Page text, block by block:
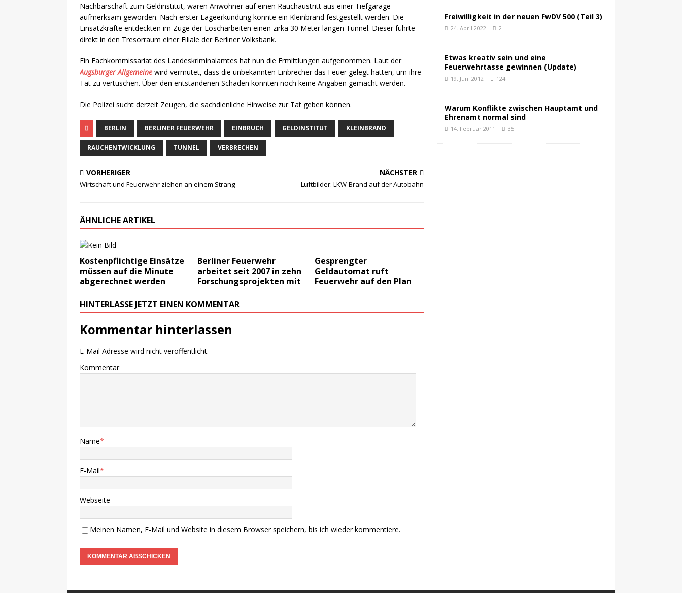
Nachbarschaft zum Geldinstitut, waren Anwohner auf einen Rauchaustritt aus einer Tiefgarage
aufmerksam geworden. Nach erster Lageerkundung konnte ein Kleinbrand festgestellt werden. Die
Einsatzkräfte entdeckten im Zuge der Löscharbeiten einen zirka 30 Meter langen Tunnel. Dieser führte
direkt in den Tresorraum einer Filiale der Berliner Volksbank.
Ein Fachkommissariat des Landeskriminalamtes hat nun die Ermittlungen aufgenommen. Laut der
Augsburger Allgemeine wird vermutet, dass die unbekannten Einbrecher das Feuer gelegt hatten, um ihre
Tat zu vertuschen. Über den entstandenen Schaden konnten noch keine Angaben gemacht werden.
Die Polizei sucht derzeit Zeugen, die sachdienliche Hinweise zur Tat geben können.
BERLIN BERLINER FEUERWEHR EINBRUCH GELDINSTITUT KLEINBRAND
RAUCHENTWICKLUNG TUNNEL VERBRECHEN
VORHERIGER
Wirtschaft und Feuerwehr ziehen an einem Strang
NÄCHSTER
Luftbilder: LKW-Brand auf der Autobahn
ÄHNLICHE ARTIKEL
Kostenpflichtige Einsätze
müssen auf die Minute
abgerechnet werden
Berliner Feuerwehr
arbeitet seit 2007 in zehn
Forschungsprojekten mit
Gesprengter
Geldautomat ruft
Feuerwehr auf den Plan
HINTERLASSE JETZT EINEN KOMMENTAR
Kommentar hinterlassen
E-Mail Adresse wird nicht veröffentlicht.
Kommentar
Name*
E-Mail*
Webseite
Meinen Namen, E-Mail und Website in diesem Browser speichern, bis ich wieder kommentiere.
Freiwilligkeit in der neuen FwDV 500 (Teil 3)
24. April 2022 2
Etwas kreativ sein und eine
Feuerwehrtasse gewinnen (Update)
19. Juni 2012 124
Warum Konflikte zwischen Hauptamt und
Ehrenamt normal sind
14. Februar 2011 35